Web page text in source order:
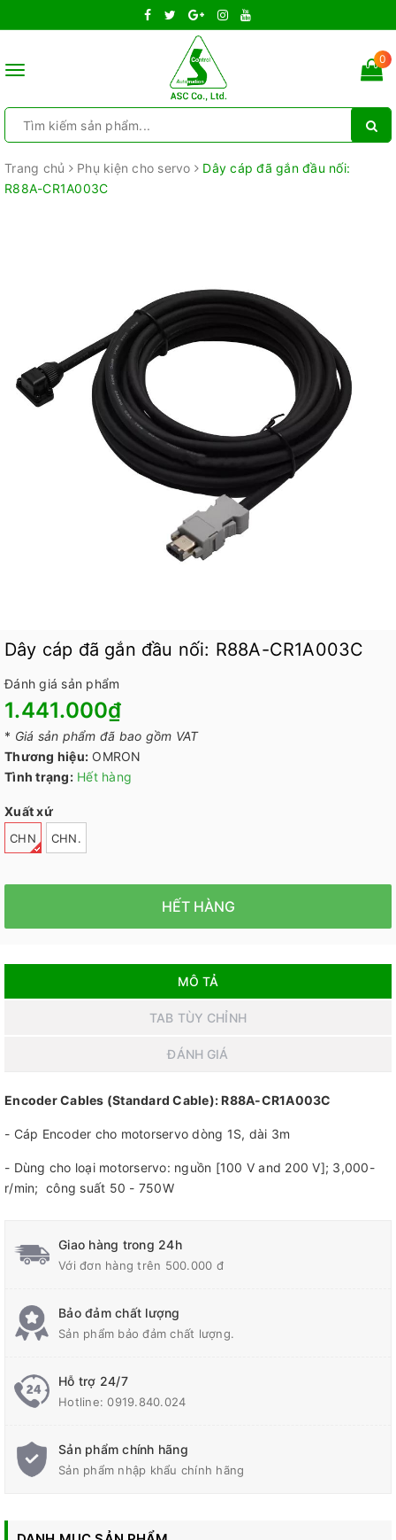
Toggle
0
Trang chủ Phụ kiện cho servo
Dây cáp đã gắn đầu nối:
R88A-CR1A003C
Dây cáp đã gắn đầu nối: R88A-CR1A003C
Đánh giá sản phẩm
1.441.000₫
* Giá sản phẩm đã bao gồm VAT
Thương hiệu: OMRON
Tình trạng: Hết hàng
Xuất xứ
CHN CHN.
HẾT HÀNG
MÔ TẢ
TAB TÙY CHỈNH
ĐÁNH GIÁ
Encoder Cables (Standard Cable): R88A-CR1A003C
- Cáp Encoder cho motorservo dòng 1S, dài 3m
- Dùng cho loại motorservo: nguồn [100 V and 200 V]; 3,000-
r/min; công suất 50 - 750W
Giao hàng trong 24h
Với đơn hàng trên 500.000 đ
Bảo đảm chất lượng
Sản phẩm bảo đảm chất lượng.
Hỗ trợ 24/7
Hotline:0919.840.024
Sản phẩm chính hãng
Sản phẩm nhập khẩu chính hãng